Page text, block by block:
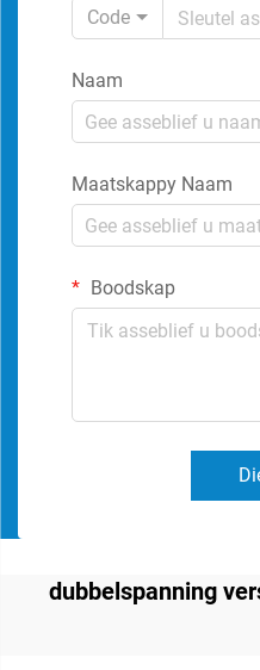
Code
Naam
Maatskappy Naam
Boodskap
dubbelspanning